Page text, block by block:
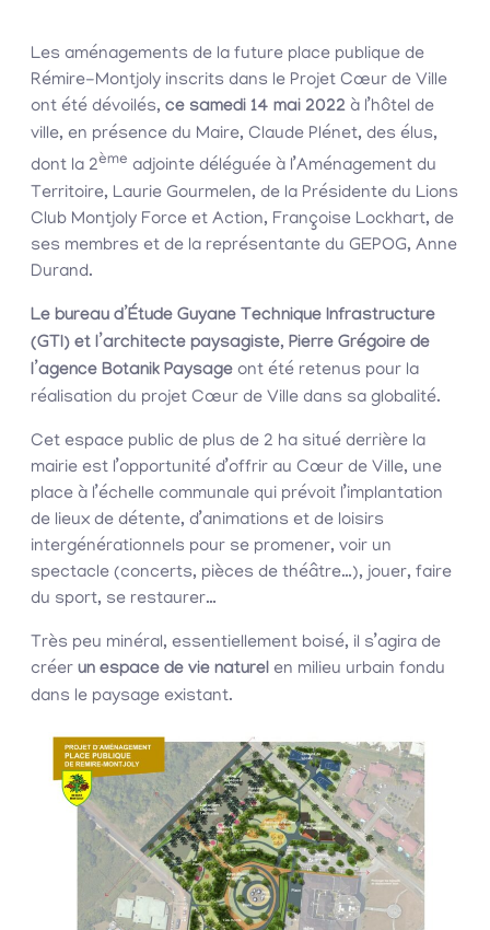
Les aménagements de la future place publique de
Rémire-Montjoly inscrits dans le Projet Cœur de Ville
ont été dévoilés, ce samedi 14 mai 2022 à l’hôtel de
ville, en présence du Maire, Claude Plénet, des élus,
dont la 2ème adjointe déléguée à l’Aménagement du
Territoire, Laurie Gourmelen, de la Présidente du Lions
Club Montjoly Force et Action, Françoise Lockhart, de
ses membres et de la représentante du GEPOG, Anne
Durand.
Le bureau d’Étude Guyane Technique Infrastructure
(GTI) et l’architecte paysagiste, Pierre Grégoire de
l’agence Botanik Paysage ont été retenus pour la
réalisation du projet Cœur de Ville dans sa globalité.
Cet espace public de plus de 2 ha situé derrière la
mairie est l’opportunité d’offrir au Cœur de Ville, une
place à l’échelle communale qui prévoit l’implantation
de lieux de détente, d’animations et de loisirs
intergénérationnels pour se promener, voir un
spectacle (concerts, pièces de théâtre…), jouer, faire
du sport, se restaurer…
Très peu minéral, essentiellement boisé, il s’agira de
créer un espace de vie naturel en milieu urbain fondu
dans le paysage existant.